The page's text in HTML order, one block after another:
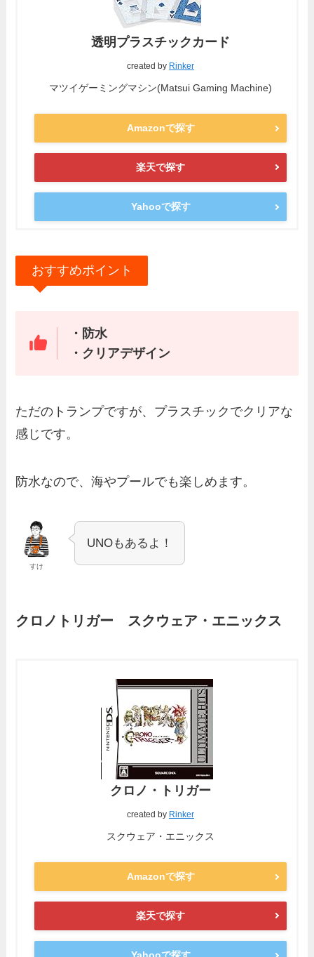
透明プラスチックカード
created by Rinker
マツイゲーミングマシン(Matsui Gaming Machine)
Amazonで探す
楽天で探す
Yahooで探す
おすすめポイント
・防水
・クリアデザイン
ただのトランプですが、プラスチックでクリアな
感じです。
防水なので、海やプールでも楽しめます。
すけ
UNOもあるよ！
クロノトリガー スクウェア・エニックス
クロノ・トリガー
created by Rinker
スクウェア・エニックス
Amazonで探す
楽天で探す